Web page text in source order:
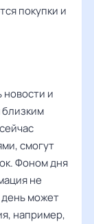
покупки и
новости и
смогут
Фоном дня
не
день может
например,